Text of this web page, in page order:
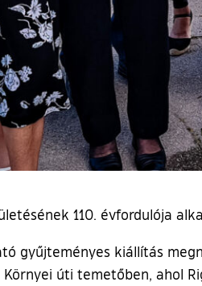
110. évfordulója
gyűjteményes kiállítás
úti temetőben, ahol